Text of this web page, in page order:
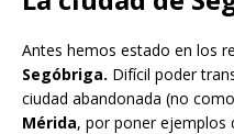
Antes hemos estado en los
Segóbriga. Difícil poder
ciudad abandonada (no
Mérida, por poner ejemplos